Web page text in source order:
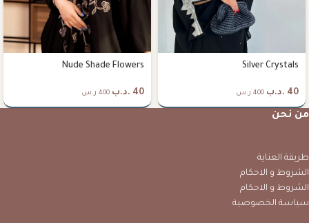
Silver Crystals
40 .د.ب 400 ر.س
Nude Shade Flowers
40 .د.ب 400 ر.س
من نحن
طريقة العناية
الشروط و الاحكام
الشروط و الاحكام
سياسة الخصوصية